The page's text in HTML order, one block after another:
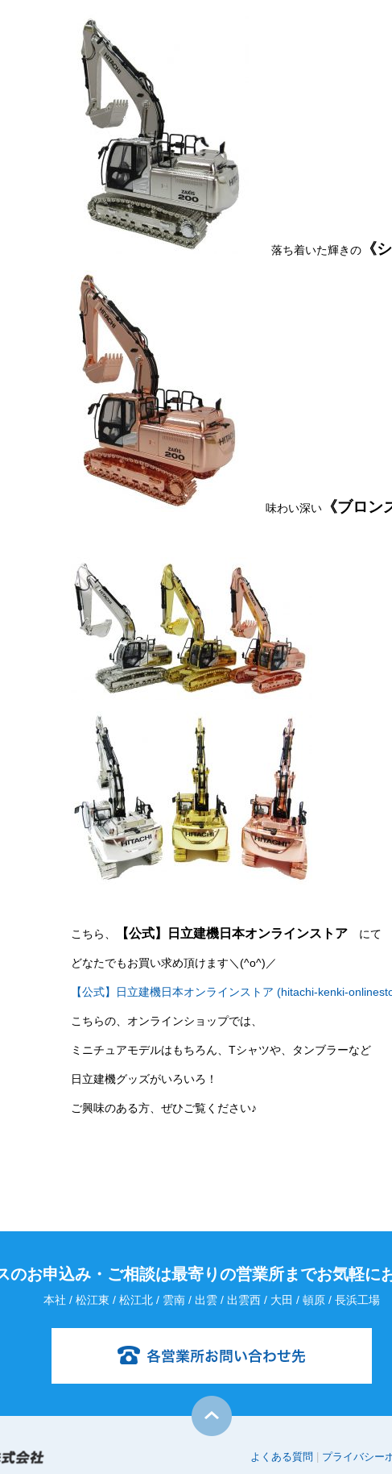
落ち着いた輝きの 《
味わい深い 《ブロン
こちら、 【公式】日立建機日本オンラインストア にて
どなたでもお買い求め頂けます＼(^o^)／
【公式】日立建機日本オンラインストア (hitachi-kenki-
こちらの、オンラインショップでは、
ミニチュアモデルはもちろん、Tシャツや、タンブラーなど
日立建機グッズがいろいろ！
ご興味のある方、ぜひご覧ください♪
のお申込み・ ご相談は最寄りの営業所までお気軽に
本社 / 松江東 / 松江北 / 雲南 / 出雲 / 出雲西 / 大田 / 頓原 / 長浜工場
よくある質問 プライバシー